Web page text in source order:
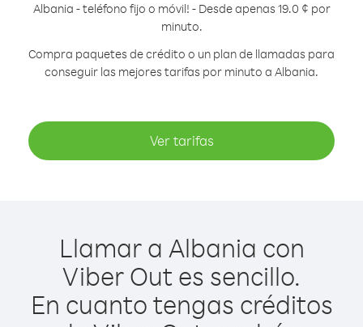
Albania - teléfono fijo o móvil! - Desde apenas 19.0 ¢ por
minuto.
Compra paquetes de crédito o un plan de llamadas para
conseguir las mejores tarifas por minuto a Albania.
Ver tarifas
Llamar a Albania con
Viber Out es sencillo.
En cuanto tengas créditos